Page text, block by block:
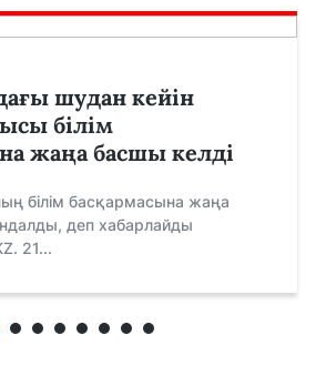
шудан кейін
білім
жаңа басшы келді
білім басқармасына жаңа
деп хабарлайды
21...